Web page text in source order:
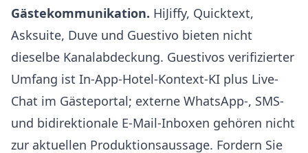
Gästekommunikation. HiJiffy, Quicktext,
Asksuite, Duve und Guestivo bieten nicht
dieselbe Kanalabdeckung. Guestivos verifizierter
Umfang ist In-App-Hotel-Kontext-KI plus Live-
Chat im Gästeportal; externe WhatsApp-, SMS-
und bidirektionale E-Mail-Inboxen gehören nicht
zur aktuellen Produktionsaussage. Fordern Sie